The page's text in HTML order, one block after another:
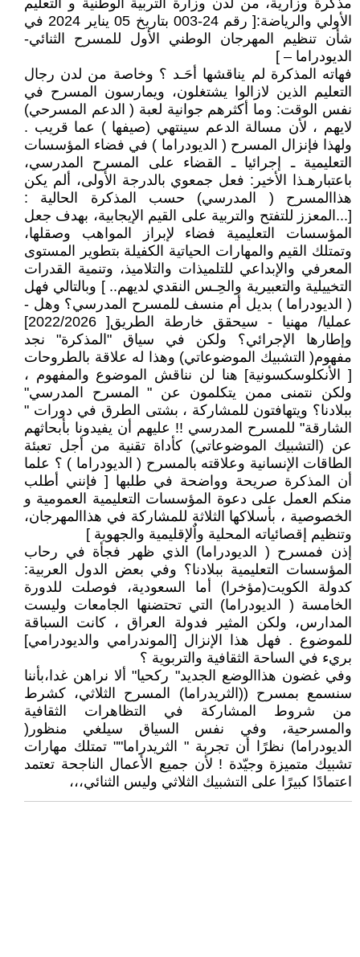
مذكرة وزارية، من لدن وزارة التربية الوطنية و التعليم
الأولي والرياضة:[ رقم 24-003 بتاريخ 05 يناير 2024 في
شأن تنظيم المهرجان الوطني الأول للمسرح الثنائي-
الديودراما – ]
فهاته المذكرة لم يناقشها أحَـد ؟ وخاصة من لدن رجال
التعليم الذين لازالوا يشتغلون، ويمارسون المسرح في
نفس الوقت: وما أكثرهم جوانية لعبة ( الدعم المسرحي)
لايهم ، لأن مسالة الدعم سينتهي (صيفها ) عما قريب .
ولهذا فإنزال المسرح ( الديودراما ) في فضاء المؤسسات
التعليمية ـ إجرائيا ـ القضاء على المسرح المدرسي،
باعتبارهـذا الأخير: فعل جمعوي بالدرجة الأولى، ألم يكن
هذاالمسرح ( المدرسي) حسب المذكرة الحالية :
[...المعزز للتفتح والتربية على القيم الإيجابية، بهدف جعل
المؤسسات التعليمية فضاء لإبراز المواهب وصقلها،
وتمتلك القيم والمهارات الحياتية الكفيلة بتطوير المستوى
المعرفي والإبداعي للتلميذات والتلاميذ، وتنمية القدرات
التخييلية والتعبيرية والحِـس النقدي لديهم.. ] وبالتالي فهل
( الديودراما ) بديل أم منسف للمسرح المدرسي؟ وهل -
عمليا/ مهنيا - سيحقق خارطة الطريق[ 2022/2026]
وإطارها الإجرائي؟ ولكن في سياق "المذكرة" نجد
مفهوم( التشبيك الموضوعاتي) وهذا له علاقة بالطروحات
[ الأنكلوسكسونية] هنا لن نناقش الموضوع والمفهوم ،
ولكن نتمنى ممن يتكلمون عن " المسرح المدرسي"
ببلادنا؟ ويتهافتون للمشاركة ، بشتى الطرق في دورات "
الشارقة" للمسرح المدرسي !! عليهم أن يفيدونا بأبحاثهم
عن (التشبيك الموضوعاتي) كأداة تقنية من أجل تعبئة
الطاقات الإنسانية وعلاقته بالمسرح ( الديودراما ) ؟ علما
أن المذكرة صريحة وواضحة في طلبها [ فإنني أطلب
منكم العمل على دعوة المؤسسات التعليمية العمومية و
الخصوصية ، بأسلاكها الثلاثة للمشاركة في هذاالمهرجان،
وتنظيم إقصائياته المحلية واٌلإقليمية والجهوية ]
إذن فمسرح ( الديودراما) الذي ظهر فجأة في رحاب
المؤسسات التعليمية ببلادنا؟ وفي بعض الدول العربية:
كدولة الكويت(مؤخرا) أما السعودية، فوصلت للدورة
الخامسة ( الديودراما) التي تحتضنها الجامعات وليست
المدارس، ولكن المثير فدولة العراق ، كانت السباقة
للموضوع . فهل هذا الإنزال [الموندرامي والديودرامي]
بريء في الساحة الثقافية والتربوية ؟
وفي غضون هذاالوضع الجديد" ركحيا" ألا نراهن غدا،بأننا
سنسمع بمسرح ((الثريدراما) المسرح الثلاثي، كشرط
من شروط المشاركة في التظاهرات الثقافية
والمسرحية، وفي نفس السياق سيلغي منظور(
الديودراما) نظرًا أن تجربة " الثريدراما"" تمتلك مهارات
تشبيك متميزة وجيّدة ! لأن جميع الأعمال الناجحة تعتمد
اعتمادًا كبيرًا على التشبيك الثلاثي وليس الثنائي،،،